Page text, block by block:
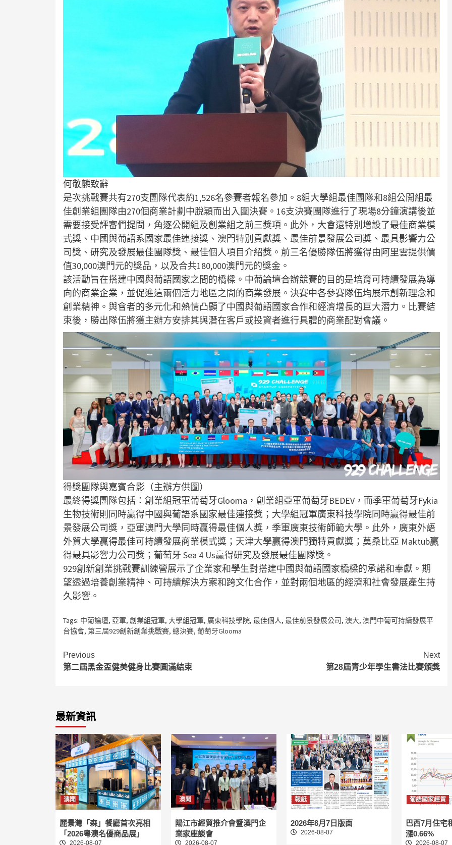
何敬麟致辭
是次挑戰賽共有270支團隊代表約1,526名參賽者報名參加。8組大學組最佳團隊和8組公開組最
佳創業組團隊由270個商業計劃中脫穎而出入圍決賽。16支決賽團隊進行了現場8分鐘演講後並
需要接受評審們提問，角逐公開組及創業組之前三獎項。此外，大會還特別增設了最佳商業模
式獎、中國與葡語系國家最佳連接獎、澳門特別貢獻獎、最佳前景發展公司獎、最具影響力公
司獎、研究及發展最佳團隊獎、最佳個人項目介紹獎。前三名優勝隊伍將獲得由阿里雲提供價
值30,000澳門元的獎品，以及合共180,000澳門元的獎金。
該活動旨在搭建中國與葡語國家之間的橋樑。中葡論壇合辦競賽的目的是培育可持續發展為導
向的商業企業，並促進這兩個活力地區之間的商業發展。決賽中各參賽隊伍均展示創新理念和
創業精神。與會者的多元化和熱情凸顯了中國與葡語國家合作和經濟增長的巨大潛力。比賽結
束後，勝出隊伍將獲主辦方安排其與潛在客戶或投資者進行具體的商業配對會議。
得獎團隊與嘉賓合影（主辦方供圖）
最終得獎團隊包括：創業組冠軍葡萄牙Glooma，創業組亞軍葡萄牙BEDEV，而季軍葡萄牙Fykia
生物技術則同時贏得中國與葡語系國家最佳連接獎；大學組冠軍廣東科技學院同時贏得最佳前
景發展公司獎，亞軍澳門大學同時贏得最佳個人獎，季軍廣東技術師範大學。此外，廣東外語
外貿大學贏得最佳可持續發展商業模式獎；天津大學贏得澳門獨特貢獻獎；莫桑比亞 Maktub贏
得最具影響力公司獎；葡萄牙 Sea 4 Us贏得研究及發展最佳團隊獎。
929創新創業挑戰賽訓練營展示了企業家和學生對搭建中國與葡語國家橋樑的承諾和奉獻。期
望透過培養創業精神、可持續解決方案和跨文化合作，並對兩個地區的經濟和社會發展產生持
久影響。
Tags: 中葡論壇, 亞軍, 創業組冠軍, 大學組冠軍, 廣東科技學院, 最佳個人, 最佳前景發展公司, 澳大, 澳門中葡可持續發展平
台協會, 第三屆929創新創業挑戰賽, 總決賽, 葡萄牙Glooma
Continue
Reading
Previous
第二屆黑金盃健美健身比賽圓滿結束
Next
第28屆青少年學生書法比賽頒獎
最新資訊
澳聞
麗景灣「森」餐廳首次亮相
「2026粵澳名優商品展」
2026-08-07
澳聞
陽江市經貿推介會暨澳門企
業家座談會
2026-08-07
報紙
2026年8月7日版面
2026-08-07
葡語國家經貿
巴西7月住宅
漲0.66%
2026-08-07